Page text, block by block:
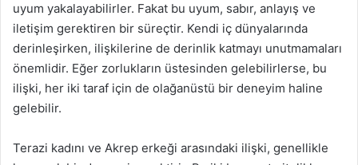
uyum yakalayabilirler. Fakat bu uyum, sabır, anlayış ve
iletişim gerektiren bir süreçtir. Kendi iç dünyalarında
derinleşirken, ilişkilerine de derinlik katmayı unutmamaları
önemlidir. Eğer zorlukların üstesinden gelebilirlerse, bu
ilişki, her iki taraf için de olağanüstü bir deneyim haline
gelebilir.
Terazi kadını ve Akrep erkeği arasındaki ilişki, genellikle